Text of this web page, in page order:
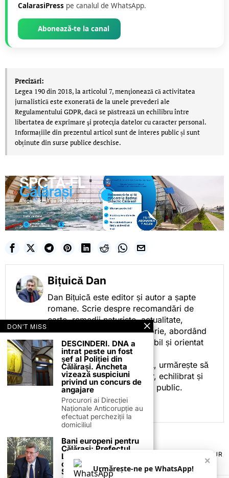
CalarasiPress pe canalul de WhatsApp.
Abonează-te la canal
Precizări:
Legea 190 din 2018, la articolul 7, menţionează că activitatea
jurnalistică este exonerată de la unele prevederi ale
Regulamentului GDPR, dacă se păstrează un echilibru între
libertatea de exprimare şi protecţia datelor cu caracter personal.
Informațiile din prezentul articol sunt de interes public și sunt
obținute din surse publice deschise.
Bițuică Dan
Dan Bițuică este editor și autor a șapte
romane. Scrie despre recomandări de
carte, remedii naturiste, actualitate,
cotidian politic, sport și istorie, abordând
subiectele într-un stil accesibil și orientat
spre informare.
Prin activitatea sa editorială, urmărește să
ofere cititorilor conținut clar, echilibrat și
relevant, adaptat interesului public.
TERMENI ȘI CONDIȚII
POLITICA DE ANULARE & RETUR
PUBLICITATE ONLINE & TIPĂRITĂ
CONTACT
ZIARUL ANUNȚUL CĂLĂRĂȘEAN
×
Urmărește-ne pe WhatsApp!
DON'T MISS
DESCINDERI. DNA a
intrat peste un fost
șef al Poliției din
Călărași. Ancheta
vizează suspiciuni
privind un concurs de
angajare
Procurori ai Direcției
Naționale Anticorupție au
efectuat percheziții la
domiciliul
Bani europeni pentru
Călărași: Prefectul
Laurențiu State anunță
colaborarea cu ADR
Sud-Muntenia pentru